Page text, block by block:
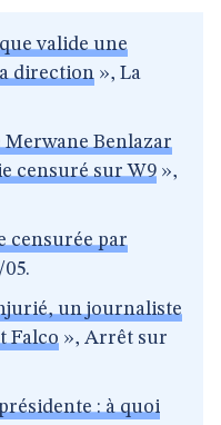
valide une
direction », La
Merwane Benlazar
censuré sur W9 »,
censurée par
un journaliste
Falco », Arrêt sur
: à quoi